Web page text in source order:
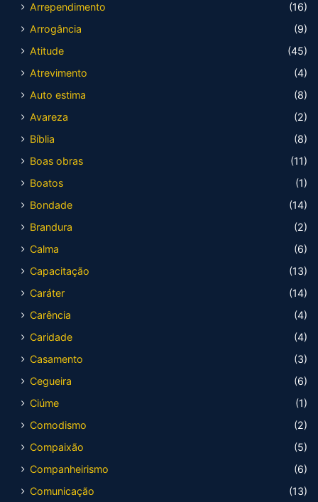
Arrependimento
(16)
Arrogância
(9)
Atitude
(45)
Atrevimento
(4)
Auto estima
(8)
Avareza
(2)
Bíblia
(8)
Boas obras
(11)
Boatos
(1)
Bondade
(14)
Brandura
(2)
Calma
(6)
Capacitação
(13)
Caráter
(14)
Carência
(4)
Caridade
(4)
Casamento
(3)
Cegueira
(6)
Ciúme
(1)
Comodismo
(2)
Compaixão
(5)
Companheirismo
(6)
Comunicação
(13)